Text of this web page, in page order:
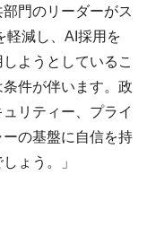
門のリーダーがス
軽減し、AI採用を
ようとしているこ
件が伴います。政
リティー、プライ
の基盤に自信を持
ょう。」